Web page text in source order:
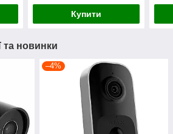
Купити
та новинки
–4%